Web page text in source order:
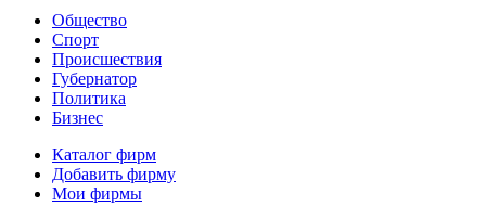
Общество
Спорт
Происшествия
Губернатор
Политика
Бизнес
Каталог фирм
Добавить фирму
Мои фирмы